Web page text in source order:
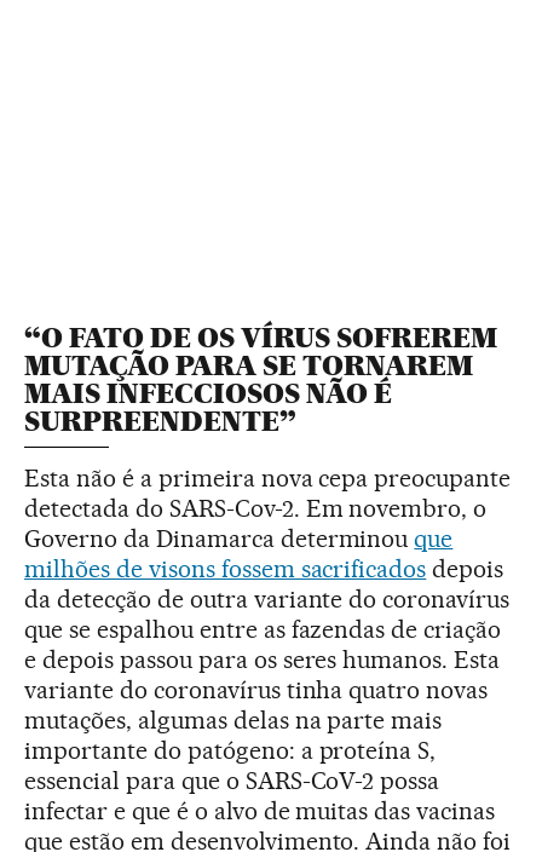
“O FATO DE OS VÍRUS SOFREREM
MUTAÇÃO PARA SE TORNAREM
MAIS INFECCIOSOS NÃO É
SURPREENDENTE”
Esta não é a primeira nova cepa preocupante
detectada do SARS-Cov-2. Em novembro, o
Governo da Dinamarca determinouque
milhões de visons fossem sacrificados depois
da detecção de outra variante do coronavírus
que se espalhou entre as fazendas de criação
e depois passou para os seres humanos. Esta
variante do coronavírus tinha quatro novas
mutações, algumas delas na parte mais
importante do patógeno: a proteína S,
essencial para que o SARS-CoV-2 possa
infectar e que é o alvo de muitas das vacinas
que estão em desenvolvimento. Ainda não foi